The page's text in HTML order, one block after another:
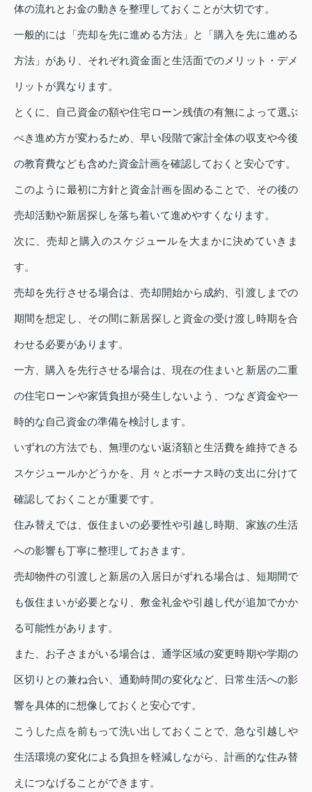
体の流れとお金の動きを整理しておくことが大切です。
一般的には「売却を先に進める方法」と「購入を先に進める
方法」があり、それぞれ資金面と生活面でのメリット・デメ
リットが異なります。
とくに、自己資金の額や住宅ローン残債の有無によって選ぶ
べき進め方が変わるため、早い段階で家計全体の収支や今後
の教育費なども含めた資金計画を確認しておくと安心です。
このように最初に方針と資金計画を固めることで、その後の
売却活動や新居探しを落ち着いて進めやすくなります。
次に、売却と購入のスケジュールを大まかに決めていきま
す。
売却を先行させる場合は、売却開始から成約、引渡しまでの
期間を想定し、その間に新居探しと資金の受け渡し時期を合
わせる必要があります。
一方、購入を先行させる場合は、現在の住まいと新居の二重
の住宅ローンや家賃負担が発生しないよう、つなぎ資金や一
時的な自己資金の準備を検討します。
いずれの方法でも、無理のない返済額と生活費を維持できる
スケジュールかどうかを、月々とボーナス時の支出に分けて
確認しておくことが重要です。
住み替えでは、仮住まいの必要性や引越し時期、家族の生活
への影響も丁寧に整理しておきます。
売却物件の引渡しと新居の入居日がずれる場合は、短期間で
も仮住まいが必要となり、敷金礼金や引越し代が追加でかか
る可能性があります。
また、お子さまがいる場合は、通学区域の変更時期や学期の
区切りとの兼ね合い、通勤時間の変化など、日常生活への影
響を具体的に想像しておくと安心です。
こうした点を前もって洗い出しておくことで、急な引越しや
生活環境の変化による負担を軽減しながら、計画的な住み替
えにつなげることができます。